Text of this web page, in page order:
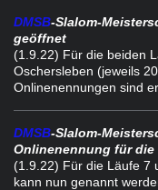
DMSB-Slalom-
geöffnet
(1.9.22) Für die beiden
Oschersleben (jeweils
Onlinenennungen sind
DMSB-Slalom-
Onlinenennung für die
(1.9.22) Für die Läufe 7
kann nun genannt